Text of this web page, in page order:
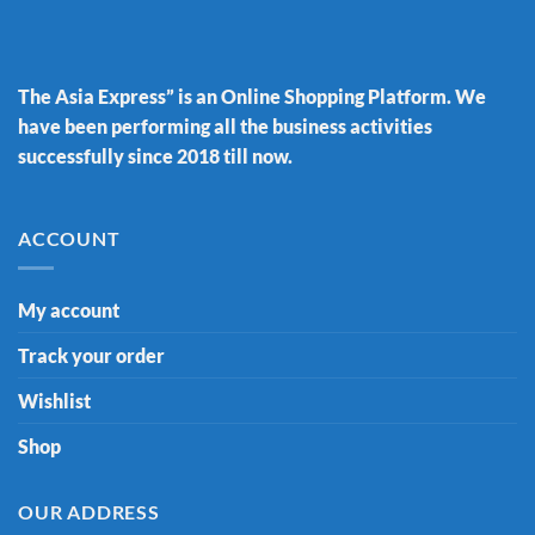
The Asia Express” is an Online Shopping Platform. We
have been performing all the business activities
successfully since 2018 till now.
ACCOUNT
My account
Track your order
Wishlist
Shop
OUR ADDRESS